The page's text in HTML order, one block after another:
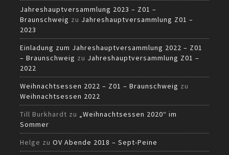
Jahreshauptversammlung 2023 – Z01 –
Braunschweig zu Jahreshauptversammlung Z01 –
2023
Einladung zum Jahreshauptversammlung 2022 – Z01
– Braunschweig zu Jahreshauptversammlung Z01 –
2022
Weihnachtsessen 2022 – Z01 – Braunschweig zu
Weihnachtsessen 2022
Till Burkhardt zu „Weihnachtsessen 2020“ im
Sommer
Helge zu OV Abende 2018 – Sept-Peine